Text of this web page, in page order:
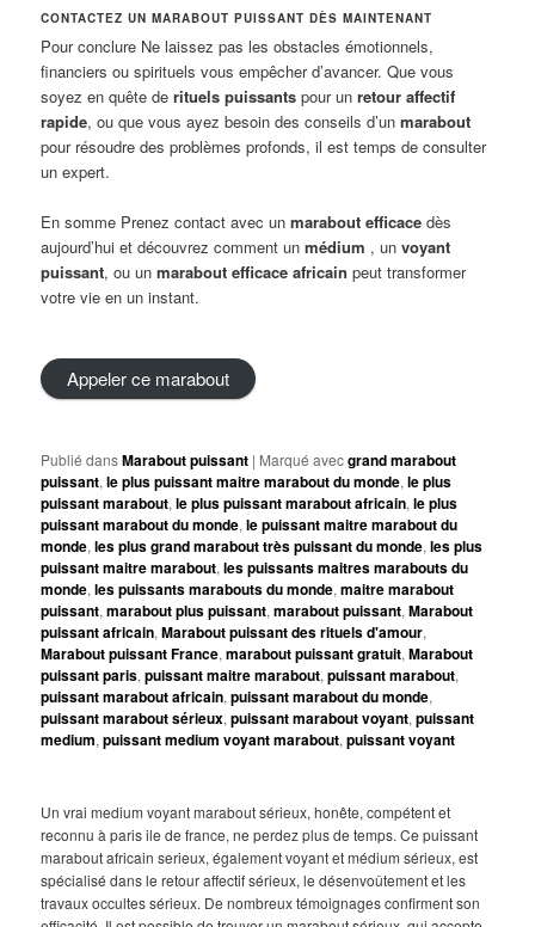
CONTACTEZ UN MARABOUT PUISSANT DÈS MAINTENANT
Pour conclure Ne laissez pas les obstacles émotionnels,
financiers ou spirituels vous empêcher d’avancer. Que vous
soyez en quête derituels puissants pour unretour affectif
rapide, ou que vous ayez besoin des conseils d’unmarabout
pour résoudre des problèmes profonds, il est temps de consulter
un expert.
En somme Prenez contact avec unmarabout efficace dès
aujourd’hui et découvrez comment unmédium , unvoyant
puissant, ou unmarabout efficace africain peut transformer
votre vie en un instant.
Appeler ce marabout
Publié dansMarabout puissant | Marqué avecgrand marabout
puissant,le plus puissant maitre marabout du monde,le plus
puissant marabout,le plus puissant marabout africain,le plus
puissant marabout du monde,le puissant maitre marabout du
monde,les plus grand marabout très puissant du monde,les plus
puissant maitre marabout,les puissants maitres marabouts du
monde,les puissants marabouts du monde,maitre marabout
puissant,marabout plus puissant,marabout puissant,Marabout
puissant africain,Marabout puissant des rituels d'amour,
Marabout puissant France,marabout puissant gratuit,Marabout
puissant paris,puissant maitre marabout,puissant marabout,
puissant marabout africain,puissant marabout du monde,
puissant marabout sérieux,puissant marabout voyant,puissant
medium,puissant medium voyant marabout,puissant voyant
Un vrai medium voyant marabout sérieux, honête, compétent et
reconnu à paris ile de france, ne perdez plus de temps. Ce puissant
marabout africain serieux, également voyant et médium sérieux, est
spécialisé dans le retour affectif sérieux, le désenvoûtement et les
travaux occultes sérieux. De nombreux témoignages confirment son